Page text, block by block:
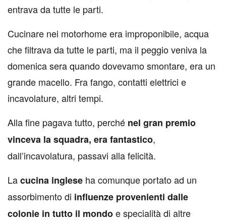
entrava da tutte le parti.
Cucinare nei motorhome era improponibile, acqua
che filtrava da tutte le parti, ma il peggio veniva la
domenica sera quando dovevamo smontare, era un
grande macello. Fra fango, contatti elettrici e
incavolature, altri tempi.
Alla fine pagava tutto, perché nel gran premio
vinceva la squadra, era fantastico,
dall’incavolatura, passavi alla felicità.
Lacucina inglese ha comunque portato ad un
assorbimento di influenze provenienti dalle
colonie in tutto il mondoe specialità di altre